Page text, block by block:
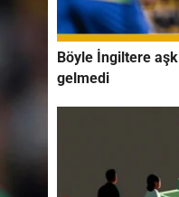
Böyle İngiltere
gelmedi